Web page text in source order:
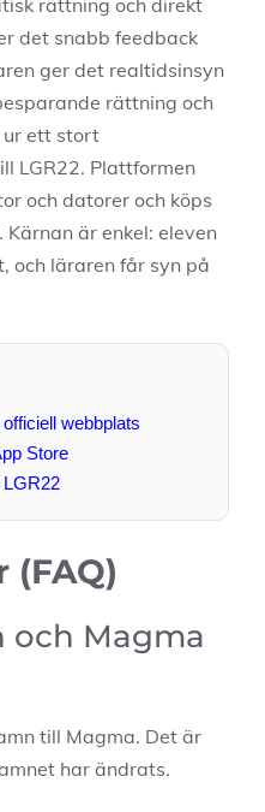
det snabb feedback
ger det realtidsinsyn
rättning och
ett stort
LGR22. Plattformen
och datorer och köps
Kärnan är enkel: eleven
och läraren får syn på
webbplats
Store
LGR22
(FAQ)
och Magma
till Magma. Det är
har ändrats.